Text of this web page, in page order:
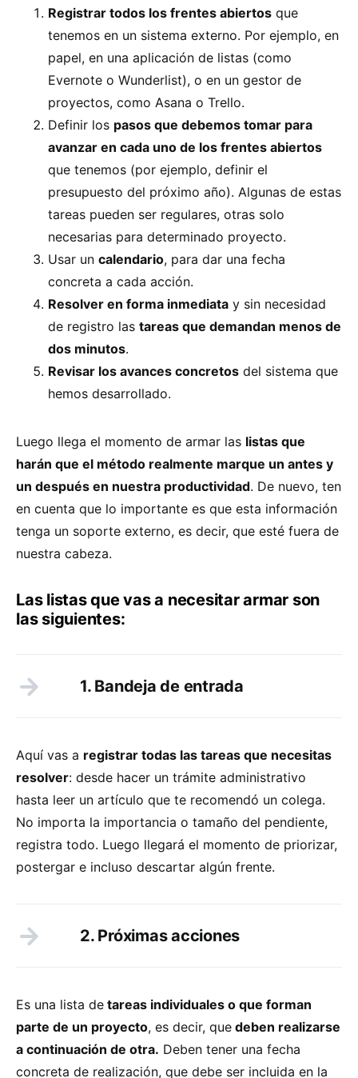
Registrar todos los frentes abiertos que
tenemos en un sistema externo. Por ejemplo, en
papel, en una aplicación de listas (como
Evernote o Wunderlist), o en un gestor de
proyectos, como Asana o Trello.
Definir los pasos que debemos tomar para
avanzar en cada uno de los frentes abiertos
que tenemos (por ejemplo, definir el
presupuesto del próximo año). Algunas de estas
tareas pueden ser regulares, otras solo
necesarias para determinado proyecto.
Usar un calendario, para dar una fecha
concreta a cada acción.
Resolver en forma inmediata y sin necesidad
de registro las tareas que demandan menos de
dos minutos.
Revisar los avances concretos del sistema que
hemos desarrollado.
Luego llega el momento de armar las listas que
harán que el método realmente marque un antes y
un después en nuestra productividad. De nuevo, ten
en cuenta que lo importante es que esta información
tenga un soporte externo, es decir, que esté fuera de
nuestra cabeza.
Las listas que vas a necesitar armar son
las siguientes:
1. Bandeja de entrada
Aquí vas a registrar todas las tareas que necesitas
resolver: desde hacer un trámite administrativo
hasta leer un artículo que te recomendó un colega.
No importa la importancia o tamaño del pendiente,
registra todo. Luego llegará el momento de priorizar,
postergar e incluso descartar algún frente.
2. Próximas acciones
Es una lista de tareas individuales o que forman
parte de un proyecto, es decir, que deben realizarse
a continuación de otra. Deben tener una fecha
concreta de realización, que debe ser incluida en la